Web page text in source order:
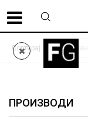
ФИНАЛНО
ПРОИЗВОДИ
Сортирај